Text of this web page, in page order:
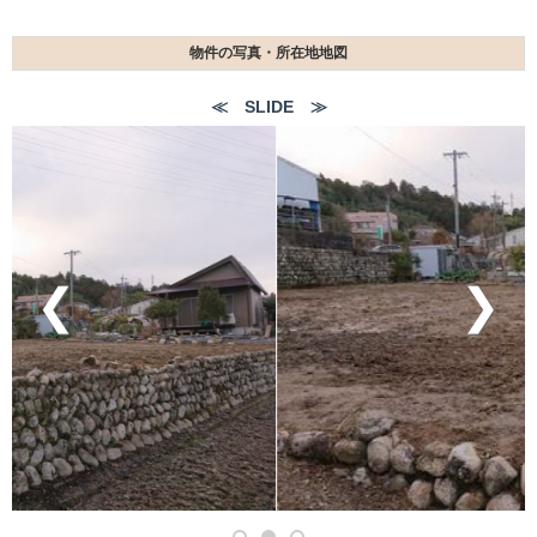
物件の写真・所在地地図
≪ SLIDE ≫